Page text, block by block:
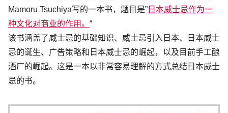
Mamoru Tsuchiya写的一本书，题目是” 日本威士忌作为一
种文化对商业的作用。 “
该书涵盖了威士忌的基础知识、威士忌引入日本、日本威士
忌的诞生、广告策略和日本威士忌的崛起，以及目前手工酿
酒厂的崛起。这是一本以非常容易理解的方式总结日本威士
忌的书。